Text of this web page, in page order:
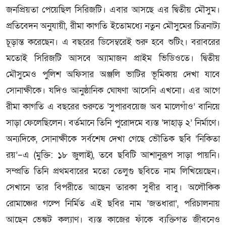
জনপ্রিয়তা পেয়েছিল সিরিজটি। এবার আসছে এর দ্বিতীয় মৌসুম।
প্রতিবেদন অনুযায়ী, রীমা কাগতি ইতোমধ্যে নতুন মৌসুমের চিত্রনাট্য
চূড়ান্ত করেছেন। এ বছরের ডিসেম্বরেই শুরু হবে শুটিং। বরাবরের
মতোই সিরিজটি আসবে অ্যামাজন প্রাইম ভিডিওতে। দ্বিতীয়
মৌসুমেও পুলিশ অফিসার অঞ্জলি ভাটির ভূমিকায় দেখা যাবে
সোনাক্ষীকে। যদিও আনুষ্ঠানিক ঘোষণা আসেনি এখনো। এর আগে
রীমা কাগতি এ বছরের শুরুতে ‘সুপারবয়েজ অব মালেগাঁও’ বানিয়ে
সাড়া ফেলেছিলেন। বর্তমানে তিনি পুরোদমে ব্যস্ত ‘দাহাড় ২’ নির্মাণে।
অন্যদিকে, সোনাক্ষীকে সর্বশেষ দেখা গেছে ভৌতিক ছবি ‘নিকিতা
রয়’–এ (মুক্তি: ১৮ জুলাই), তবে ছবিটি আশানুরূপ সাড়া পায়নি।
সম্প্রতি তিনি প্রথমবারের মতো তেলুগু ছবিতে নাম লিখিয়েছেন।
সেখানে তার বিপরীতে আছেন তারকা সুধীর বাবু। অলৌকিক
রোমাঞ্চের গল্পে নির্মিত এই ছবির নাম ‘জতধারা’, পরিচালনায়
আছেন ভেঙ্কট কল্যাণ। ব্যস্ত কাজের ফাঁকে ব্যক্তিগত জীবনেও